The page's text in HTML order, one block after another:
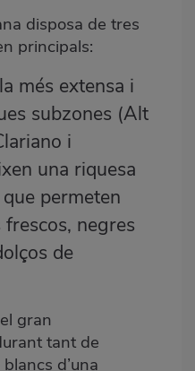
disposa de tres
principals:
més extensa i
subzones (Alt
i
una riquesa
permeten
negres
de
gran
tant de
d’una